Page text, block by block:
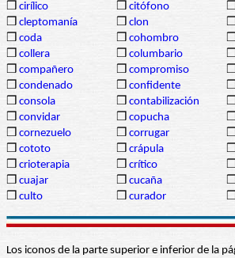
❒ cirílico ❒ citófono
❒ cleptomanía ❒ clon
❒ coda ❒ cohombro
❒ collera ❒ columbario
❒ compañero ❒ compromiso
❒ condenado ❒ confidente
❒ consola ❒ contabilización
❒ convidar ❒ copucha
❒ cornezuelo ❒ corrugar
❒ cototo ❒ crápula
❒ crioterapia ❒ crítico
❒ cuajar ❒ cucaña
❒ culto ❒ curador
Los iconos de la parte superior e inferior de la